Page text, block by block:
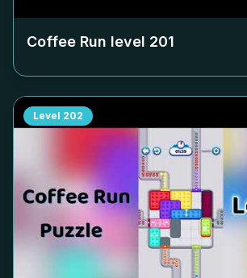
Coffee Run level 201
Level 202